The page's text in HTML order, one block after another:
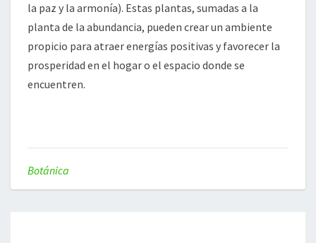
la paz y la armonía). Estas plantas, sumadas a la
planta de la abundancia, pueden crear un ambiente
propicio para atraer energías positivas y favorecer la
prosperidad en el hogar o el espacio donde se
encuentren.
Botánica